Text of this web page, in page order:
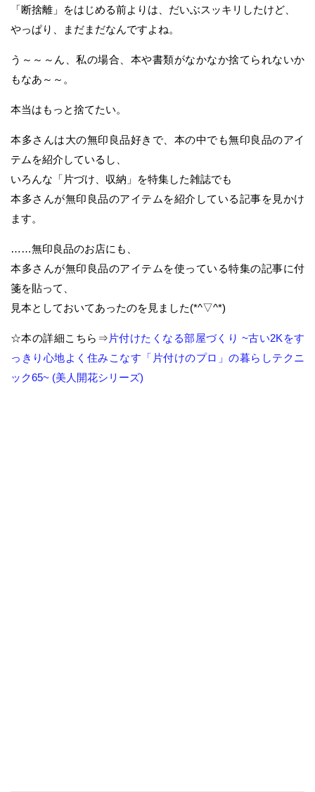
「断捨離」をはじめる前よりは、だいぶスッキリしたけど、
やっぱり、まだまだなんですよね。
う～～～ん、私の場合、本や書類がなかなか捨てられないか
もなあ～～。
本当はもっと捨てたい。
本多さんは大の無印良品好きで、本の中でも無印良品のアイ
テムを紹介しているし、
いろんな「片づけ、収納」を特集した雑誌でも
本多さんが無印良品のアイテムを紹介している記事を見かけ
ます。
……無印良品のお店にも、
本多さんが無印良品のアイテムを使っている特集の記事に付
箋を貼って、
見本としておいてあったのを見ました(*^▽^*)
☆本の詳細こちら⇒ 片付けたくなる部屋づくり ~古い2Kをす
っきり心地よく住みこなす「片付けのプロ」の暮らしテクニ
ック65~ (美人開花シリーズ)